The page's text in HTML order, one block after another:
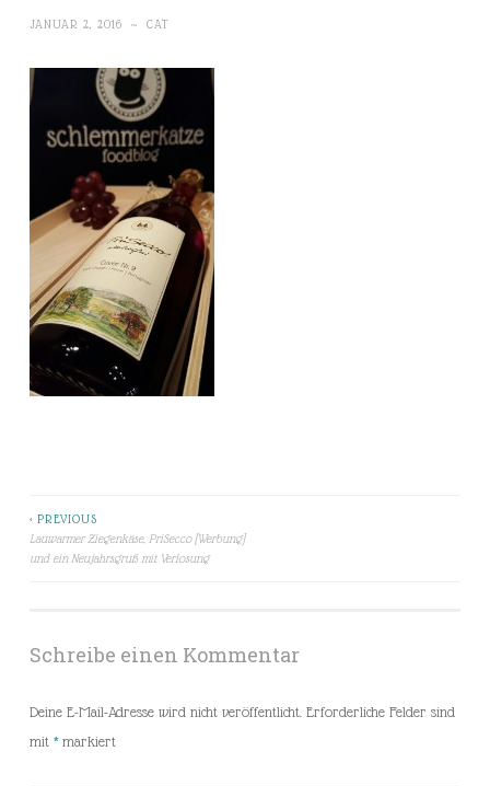
JANUAR 2, 2016 ~ CAT
Beitragsnavigation
< PREVIOUS
Lauwarmer Ziegenkäse, PriSecco [Werbung]
und ein Neujahrsgruß mit Verlosung
Schreibe einen Kommentar
Deine E-Mail-Adresse wird nicht veröffentlicht. Erforderliche Felder sind
mit *markiert